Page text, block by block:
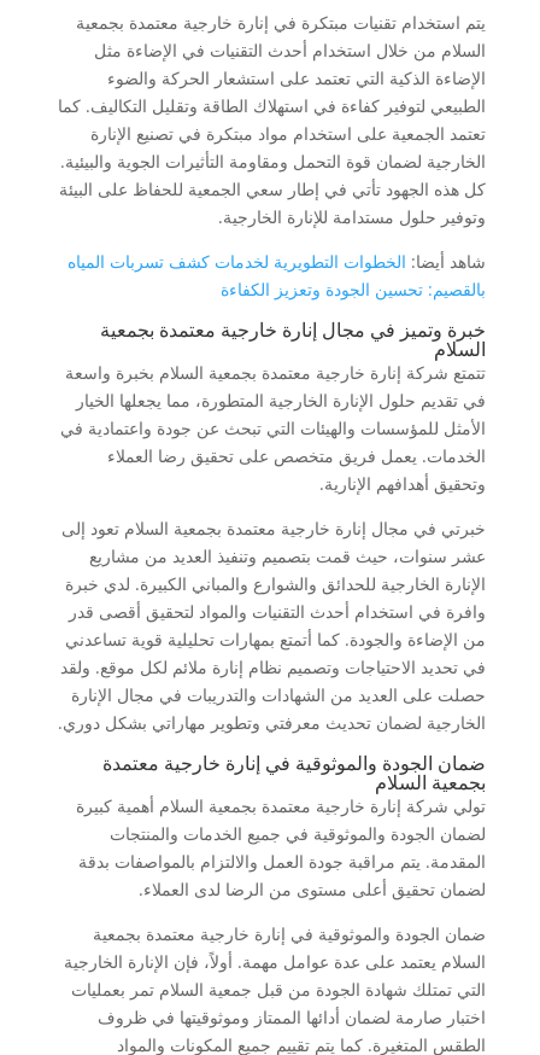
يتم استخدام تقنيات مبتكرة في إنارة خارجية معتمدة بجمعية
السلام من خلال استخدام أحدث التقنيات في الإضاءة مثل
الإضاءة الذكية التي تعتمد على استشعار الحركة والضوء
الطبيعي لتوفير كفاءة في استهلاك الطاقة وتقليل التكاليف. كما
تعتمد الجمعية على استخدام مواد مبتكرة في تصنيع الإنارة
الخارجية لضمان قوة التحمل ومقاومة التأثيرات الجوية والبيئية.
كل هذه الجهود تأتي في إطار سعي الجمعية للحفاظ على البيئة
وتوفير حلول مستدامة للإنارة الخارجية.
شاهد أيضا: الخطوات التطويرية لخدمات كشف تسربات المياه
بالقصيم: تحسين الجودة وتعزيز الكفاءة
خبرة وتميز في مجال إنارة خارجية معتمدة بجمعية
السلام
تتمتع شركة إنارة خارجية معتمدة بجمعية السلام بخبرة واسعة
في تقديم حلول الإنارة الخارجية المتطورة، مما يجعلها الخيار
الأمثل للمؤسسات والهيئات التي تبحث عن جودة واعتمادية في
الخدمات. يعمل فريق متخصص على تحقيق رضا العملاء
وتحقيق أهدافهم الإنارية.
خبرتي في مجال إنارة خارجية معتمدة بجمعية السلام تعود إلى
عشر سنوات، حيث قمت بتصميم وتنفيذ العديد من مشاريع
الإنارة الخارجية للحدائق والشوارع والمباني الكبيرة. لدي خبرة
وافرة في استخدام أحدث التقنيات والمواد لتحقيق أقصى قدر
من الإضاءة والجودة. كما أتمتع بمهارات تحليلية قوية تساعدني
في تحديد الاحتياجات وتصميم نظام إنارة ملائم لكل موقع. ولقد
حصلت على العديد من الشهادات والتدريبات في مجال الإنارة
الخارجية لضمان تحديث معرفتي وتطوير مهاراتي بشكل دوري.
ضمان الجودة والموثوقية في إنارة خارجية معتمدة
بجمعية السلام
تولي شركة إنارة خارجية معتمدة بجمعية السلام أهمية كبيرة
لضمان الجودة والموثوقية في جميع الخدمات والمنتجات
المقدمة. يتم مراقبة جودة العمل والالتزام بالمواصفات بدقة
لضمان تحقيق أعلى مستوى من الرضا لدى العملاء.
ضمان الجودة والموثوقية في إنارة خارجية معتمدة بجمعية
السلام يعتمد على عدة عوامل مهمة. أولاً، فإن الإنارة الخارجية
التي تمتلك شهادة الجودة من قبل جمعية السلام تمر بعمليات
اختبار صارمة لضمان أدائها الممتاز وموثوقيتها في ظروف
الطقس المتغيرة. كما يتم تقييم جميع المكونات والمواد